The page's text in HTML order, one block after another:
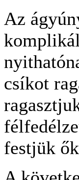
Az
csíkot
festjük